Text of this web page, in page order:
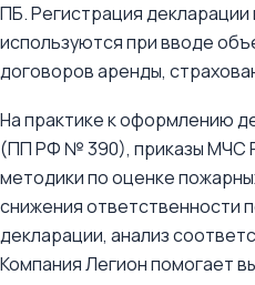
ПБ. Регистрация
используются при вводе
договоров аренды,
На практике к оформлению
(ПП РФ № 390), приказы МЧС
методики по оценке
снижения ответственности
декларации, анализ
Компания Легион помогает